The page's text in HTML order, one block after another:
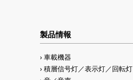
製品情報
車載機器
積層信号灯／表示灯／回転灯